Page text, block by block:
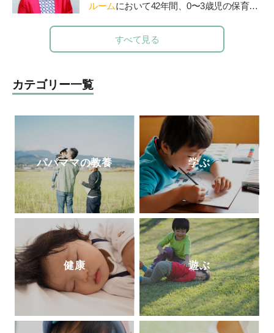
ルームにおいて42年間、0〜3歳児の保育の
子どもの本質、質の高い保育の在り方につ
いて数多くの実践研究や講演、NHK Eテレ
などメディア出演、子ども番組監修、ＤＶ
Ｄ制作、親子向け音楽ＣＤ監修、著書多
数。代表作に「ていねいなまなざしでみる
乳幼児保育」「ありのまま子育て」「保育
でつむぐ子どもと親のいい関係」など。20
18年6月より現職。講演・ワークショッ
プ・コンサルティングを通じて日本の子ど
もがおかれる環境の質の底上げに尽力中。
すべて見る
カテゴリー一覧
パパママの教養 学ぶ
健康 遊ぶ